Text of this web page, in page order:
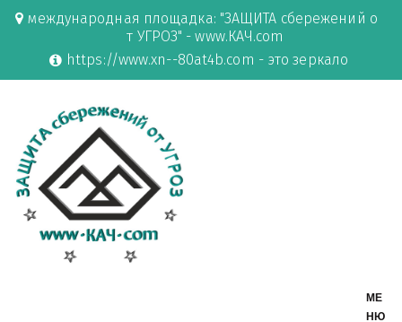
международная площадка: "ЗАЩИТА сбережений о
т УГРОЗ" - www.КАЧ.com
https://www.xn--80at4b.com - это зеркало